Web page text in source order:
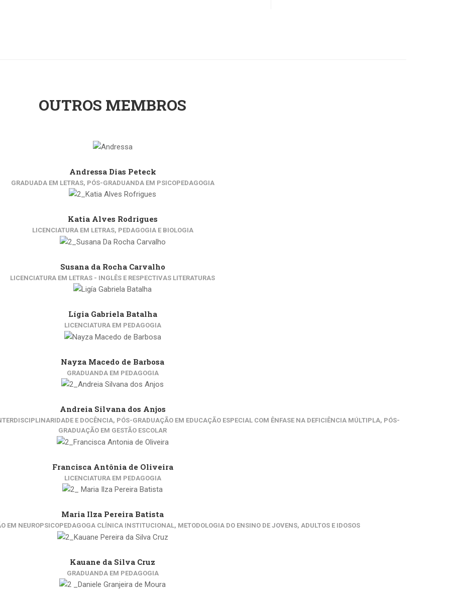
OUTROS MEMBROS
Andressa Dias Peteck
GRADUADA EM LETRAS, PÓS-GRADUANDA EM PSICOPEDAGOGIA
Katia Alves Rodrigues
LICENCIATURA EM LETRAS, PEDAGOGIA E BIOLOGIA
Susana da Rocha Carvalho
LICENCIATURA EM LETRAS - INGLÊS E RESPECTIVAS LITERATURAS
Lígia Gabriela Batalha
LICENCIATURA EM PEDAGOGIA
Nayza Macedo de Barbosa
GRADUANDA EM PEDAGOGIA
Andreia Silvana dos Anjos
E DOCÊNCIA, PÓS-GRADUAÇÃO EM EDUCAÇÃO ESPECIAL COM ÊNFASE NA DEFICIÊNCIA MÚLTIPLA, PÓS-
GRADUAÇÃO EM GESTÃO ESCOLAR
Francisca Antônia de Oliveira
LICENCIATURA EM PEDAGOGIA
Maria Ilza Pereira Batista
EM NEUROPSICOPEDAGOGA CLÍNICA INSTITUCIONAL, METODOLOGIA DO ENSINO DE JOVENS, ADULTOS E IDOSOS
Kauane da Silva Cruz
GRADUANDA EM PEDAGOGIA